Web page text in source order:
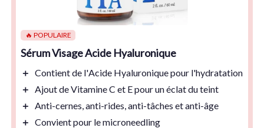
🔥 POPULAIRE
Sérum Visage Acide Hyaluronique
＋ Contient de l'Acide Hyaluroniquepour l'hydratation
＋ Ajout deVitamine C et Epour un éclat du teint
＋ Anti-cernes,anti-rides,anti-tâches etanti-âge
＋ Convient pour lemicroneedling